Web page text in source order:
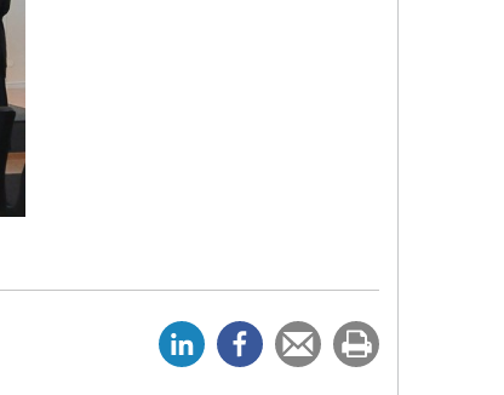
e
e
Tipsa
en
ut